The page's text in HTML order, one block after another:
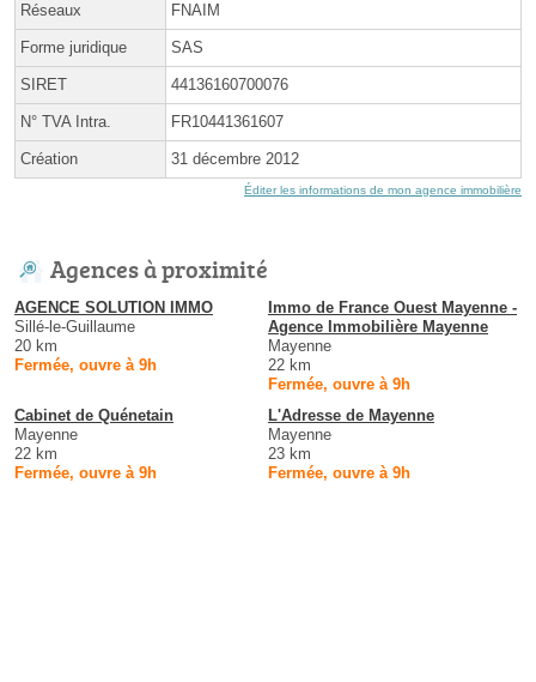
Réseaux FNAIM
Forme juridique SAS
SIRET 44136160700076
N° TVA Intra. FR10441361607
Création 31 décembre 2012
Éditer les informations de mon agence immobilière
Agences à proximité
AGENCE SOLUTION IMMO
Sillé-le-Guillaume
20 km
Fermée, ouvre à 9h
Immo de France Ouest Mayenne -
Agence Immobilière Mayenne
Mayenne
22 km
Fermée, ouvre à 9h
Cabinet de Quénetain
Mayenne
22 km
Fermée, ouvre à 9h
L'Adresse de Mayenne
Mayenne
23 km
Fermée, ouvre à 9h